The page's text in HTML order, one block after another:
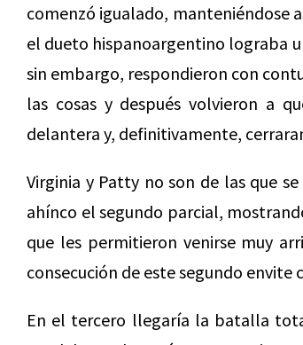
comenzó igualado, manteniéndose
el dueto hispanoargentino lograba
sin embargo, respondieron con
las cosas y después volvieron a
delantera y, definitivamente,
Virginia y Patty no son de las que
ahínco el segundo parcial,
que les permitieron venirse muy
consecución de este segundo envite
En el tercero llegaría la batalla